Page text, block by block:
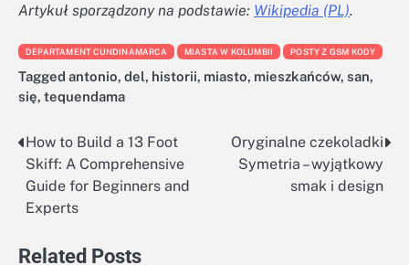
Artykuł sporządzony na podstawie: Wikipedia (PL).
DEPARTAMENT CUNDINAMARCA MIASTA W KOLUMBII POSTY Z GSM KODY
Tagged antonio, del, historii, miasto, mieszkańców, san,
się, tequendama
Nawigacja
wpisu
How to Build a 13 Foot
Skiff: A Comprehensive
Guide for Beginners and
Experts
Oryginalne czekoladki
Symetria – wyjątkowy
smak i design
Related Posts